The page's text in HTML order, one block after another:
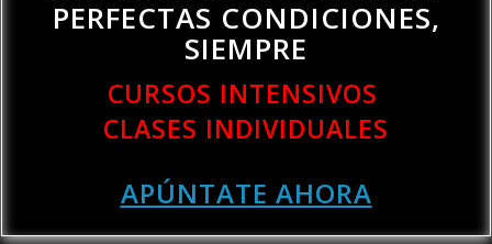
PERFECTAS CONDICIONES,
SIEMPRE
CURSOS INTENSIVOS
CLASES INDIVIDUALES
APÚNTATE AHORA